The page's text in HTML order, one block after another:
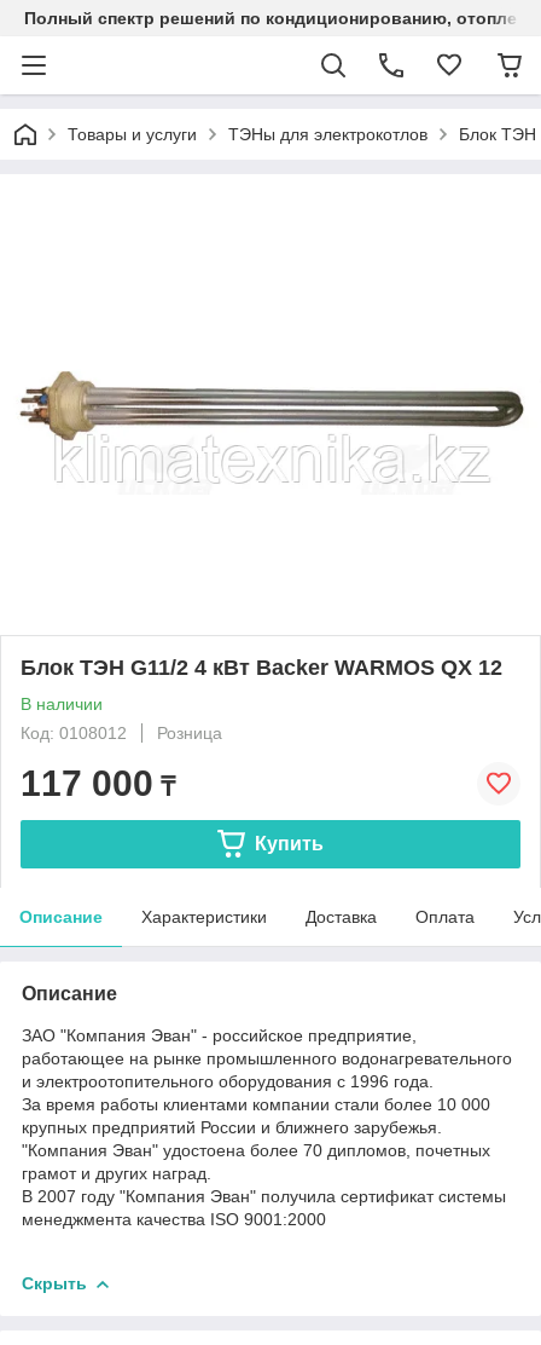
Полный спектр решений по кондиционированию,
Товары и услуги ТЭНы для электрокотлов Блок ТЭН
Блок ТЭН G11/2 4 кВт Backer WARMOS QX 12
В наличии
Код: 0108012
Розница
117 000 ₸
Купить
Описание Характеристики Доставка Оплата
Описание
ЗАО "Компания Эван" - российское предприятие,
работающее на рынке промышленного водонагревательного
и электроотопительного оборудования с 1996 года.
За время работы клиентами компании стали более 10 000
крупных предприятий России и ближнего зарубежья.
"Компания Эван" удостоена более 70 дипломов, почетных
грамот и других наград.
В 2007 году "Компания Эван" получила сертификат системы
менеджмента качества ISO 9001:2000
Скрыть